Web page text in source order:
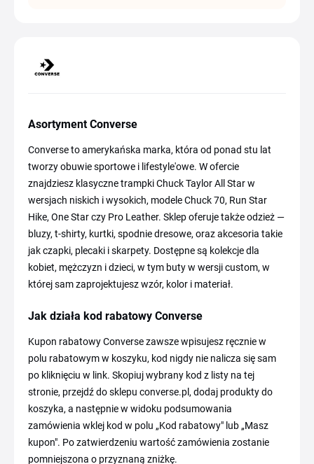
Asortyment Converse
Converse to amerykańska marka, która od ponad stu lat
tworzy obuwie sportowe i lifestyle'owe. W ofercie
znajdziesz klasyczne trampki Chuck Taylor All Star w
wersjach niskich i wysokich, modele Chuck 70, Run Star
Hike, One Star czy Pro Leather. Sklep oferuje także odzież —
bluzy, t-shirty, kurtki, spodnie dresowe, oraz akcesoria takie
jak czapki, plecaki i skarpety. Dostępne są kolekcje dla
kobiet, mężczyzn i dzieci, w tym buty w wersji custom, w
której sam zaprojektujesz wzór, kolor i materiał.
Jak działa kod rabatowy Converse
Kupon rabatowy Converse zawsze wpisujesz ręcznie w
polu rabatowym w koszyku, kod nigdy nie nalicza się sam
po kliknięciu w link. Skopiuj wybrany kod z listy na tej
stronie, przejdź do sklepu converse.pl, dodaj produkty do
koszyka, a następnie w widoku podsumowania
zamówienia wklej kod w polu „Kod rabatowy" lub „Masz
kupon". Po zatwierdzeniu wartość zamówienia zostanie
pomniejszona o przyznaną zniżkę.